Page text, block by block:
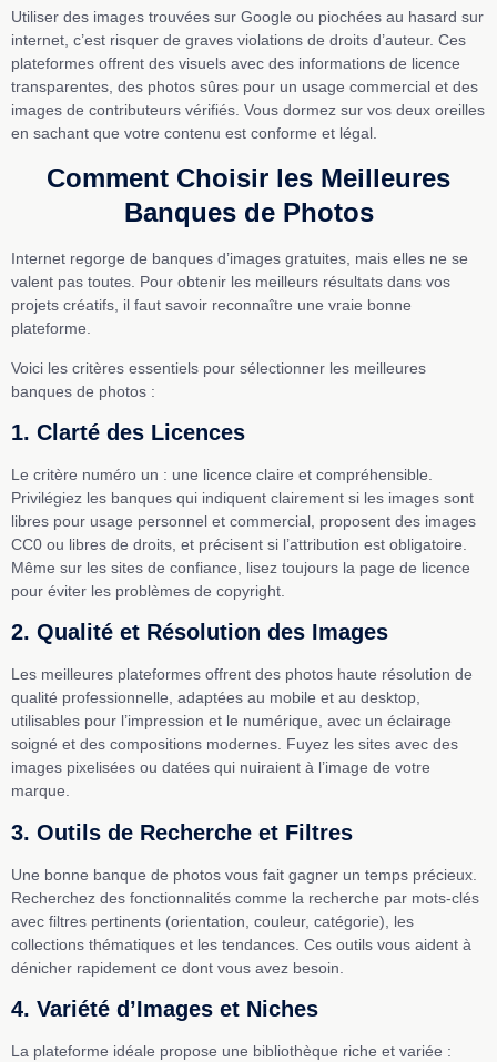
Utiliser des images trouvées sur Google ou piochées au hasard sur
internet, c’est risquer de graves violations de droits d’auteur. Ces
plateformes offrent des visuels avec des informations de licence
transparentes, des photos sûres pour un usage commercial et des
images de contributeurs vérifiés. Vous dormez sur vos deux oreilles
en sachant que votre contenu est conforme et légal.
Comment Choisir les Meilleures
Banques de Photos
Internet regorge de banques d’images gratuites, mais elles ne se
valent pas toutes. Pour obtenir les meilleurs résultats dans vos
projets créatifs, il faut savoir reconnaître une vraie bonne
plateforme.
Voici les critères essentiels pour sélectionner les meilleures
banques de photos :
1. Clarté des Licences
Le critère numéro un : une licence claire et compréhensible.
Privilégiez les banques qui indiquent clairement si les images sont
libres pour usage personnel et commercial, proposent des images
CC0 ou libres de droits, et précisent si l’attribution est obligatoire.
Même sur les sites de confiance, lisez toujours la page de licence
pour éviter les problèmes de copyright.
2. Qualité et Résolution des Images
Les meilleures plateformes offrent des photos haute résolution de
qualité professionnelle, adaptées au mobile et au desktop,
utilisables pour l’impression et le numérique, avec un éclairage
soigné et des compositions modernes. Fuyez les sites avec des
images pixelisées ou datées qui nuiraient à l’image de votre
marque.
3. Outils de Recherche et Filtres
Une bonne banque de photos vous fait gagner un temps précieux.
Recherchez des fonctionnalités comme la recherche par mots-clés
avec filtres pertinents (orientation, couleur, catégorie), les
collections thématiques et les tendances. Ces outils vous aident à
dénicher rapidement ce dont vous avez besoin.
4. Variété d’Images et Niches
La plateforme idéale propose une bibliothèque riche et variée :